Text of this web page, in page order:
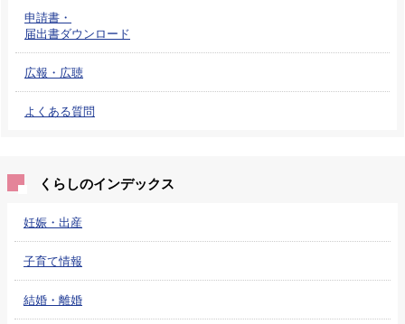
申請書・
届出書ダウンロード
広報・広聴
よくある質問
くらしのインデックス
妊娠・出産
子育て情報
結婚・離婚